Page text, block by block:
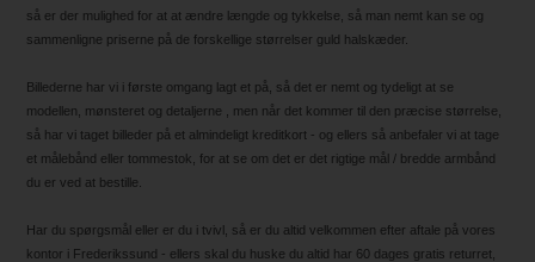
så er der mulighed for at at ændre længde og tykkelse, så man nemt kan se og
sammenligne priserne på de forskellige størrelser guld halskæder.
Billederne har vi i første omgang lagt et på, så det er nemt og tydeligt at se
modellen, mønsteret og detaljerne , men når det kommer til den præcise størrelse,
så har vi taget billeder på et almindeligt kreditkort - og ellers så anbefaler vi at tage
et målebånd eller tommestok, for at se om det er det rigtige mål / bredde armbånd
du er ved at bestille.
Har du spørgsmål eller er du i tvivl, så er du altid velkommen efter aftale på vores
kontor i Frederikssund - ellers skal du huske du altid har 60 dages gratis returret,